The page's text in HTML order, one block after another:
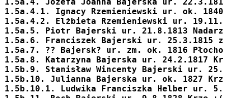
1.5a.4.1. Ignacy Rzemieniewski ur. ok. 1840
1.5a.4.2. Elżbieta Rzemieniewski ur.
1.5a.5. Piotr Bajerski ur. 21.8.1813
1.5a.6. Franciszek Bajerski ur. 25.3.1815
1.5a.7. ?? Bajersk? ur. zm. ok. 1816
1.5a.8. Katarzyna Bajerska ur. 24.2.1817
1.5b.9. Stanisław Wincenty Bajerski ur.
1.5b.10. Julianna Bajerska ur. ok. 1827
1.5b.10.1. Ludwika Franciszka Helber ur.